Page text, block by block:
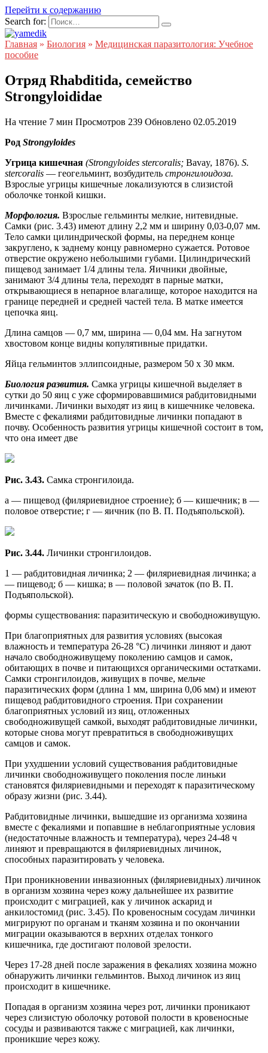
Перейти к содержанию
Search for:
Главная » Биология » Медицинская паразитология: Учебное
пособие
Отряд Rhabditida, семейство
Strongyloididae
На чтение 7 мин Просмотров 239 Обновлено 02.05.2019
Род Strongyloides
Угрица кишечная (Strongyloides stercoralis; Bavay, 1876). S.
stercoralis — геогельминт, возбудитель стронгилоидоза.
Взрослые угрицы кишечные локализуются в слизистой
оболочке тонкой кишки.
Морфология. Взрослые гельминты мелкие, нитевидные.
Самки (рис. 3.43) имеют длину 2,2 мм и ширину 0,03-0,07 мм.
Тело самки цилиндрической формы, на переднем конце
закруглено, к заднему концу равномерно сужается. Ротовое
отверстие окружено небольшими губами. Цилиндрический
пищевод занимает 1/4 длины тела. Яичники двойные,
занимают 3/4 длины тела, переходят в парные матки,
открывающиеся в непарное влагалище, которое находится на
границе передней и средней частей тела. В матке имеется
цепочка яиц.
Длина самцов — 0,7 мм, ширина — 0,04 мм. На загнутом
хвостовом конце видны копулятивные придатки.
Яйца гельминтов эллипсоидные, размером 50 х 30 мкм.
Биология развития. Самка угрицы кишечной выделяет в
сутки до 50 яиц с уже сформировавшимися рабдитовидными
личинками. Личинки выходят из яиц в кишечнике человека.
Вместе с фекалиями рабдитовидные личинки попадают в
почву. Особенность развития угрицы кишечной состоит в том,
что она имеет две
Рис. 3.43. Самка стронгилоида.
а — пищевод (филяриевидное строение); б — кишечник; в —
половое отверстие; г — яичник (по В. П. Подъяпольской).
Рис. 3.44. Личинки стронгилоидов.
1 — рабдитовидная личинка; 2 — филяриевидная личинка; а
— пищевод; б — кишка; в — половой зачаток (по В. П.
Подъяпольской).
формы существования: паразитическую и свободноживущую.
При благоприятных для развития условиях (высокая
влажность и температура 26-28 °С) личинки линяют и дают
начало свободноживущему поколению самцов и самок,
обитающих в почве и питающихся органическими остатками.
Самки стронгилоидов, живущих в почве, мельче
паразитических форм (длина 1 мм, ширина 0,06 мм) и имеют
пищевод рабдитовидного строения. При сохранении
благоприятных условий из яиц, отложенных
свободноживущей самкой, выходят рабдитовидные личинки,
которые снова могут превратиться в свободноживущих
самцов и самок.
При ухудшении условий существования рабдитовидные
личинки свободноживущего поколения после линьки
становятся филяриевидными и переходят к паразитическому
образу жизни (рис. 3.44).
Рабдитовидные личинки, вышедшие из организма хозяина
вместе с фекалиями и попавшие в неблагоприятные условия
(недостаточные влажность и температура), через 24-48 ч
линяют и превращаются в филяриевидных личинок,
способных паразитировать у человека.
При проникновении инвазионных (филяриевидных) личинок
в организм хозяина через кожу дальнейшее их развитие
происходит с миграцией, как у личинок аскарид и
анкилостомид (рис. 3.45). По кровеносным сосудам личинки
мигрируют по органам и тканям хозяина и по окончании
миграции оказываются в верхних отделах тонкого
кишечника, где достигают половой зрелости.
Через 17-28 дней после заражения в фекалиях хозяина можно
обнаружить личинки гельминтов. Выход личинок из яиц
происходит в кишечнике.
Попадая в организм хозяина через рот, личинки проникают
через слизистую оболочку ротовой полости в кровеносные
сосуды и развиваются также с миграцией, как личинки,
проникшие через кожу.